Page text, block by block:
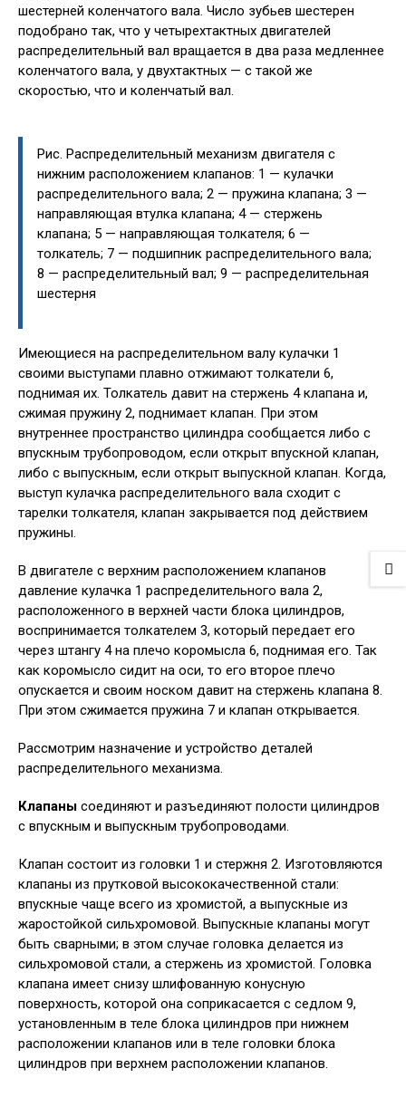
шестерней коленчатого вала. Число зубьев шестерен
подобрано так, что у четырехтактных двигателей
распределительный вал вращается в два раза медленнее
коленчатого вала, у двухтактных — с такой же
скоростью, что и коленчатый вал.
Рис. Распределительный механизм двигателя с
нижним расположением клапанов: 1 — кулачки
распределительного вала; 2 — пружина клапана; 3 —
направляющая втулка клапана; 4 — стержень
клапана; 5 — направляющая толкателя; 6 —
толкатель; 7 — подшипник распределительного вала;
8 — распределительный вал; 9 — распределительная
шестерня
Имеющиеся на распределительном валу кулачки 1
своими выступами плавно отжимают толкатели 6,
поднимая их. Толкатель давит на стержень 4 клапана и,
сжимая пружину 2, поднимает клапан. При этом
внутреннее пространство цилиндра сообщается либо с
впускным трубопроводом, если открыт впускной клапан,
либо с выпускным, если открыт выпускной клапан. Когда,
выступ кулачка распределительного вала сходит с
тарелки толкателя, клапан закрывается под действием
пружины.
В двигателе с верхним расположением клапанов
давление кулачка 1 распределительного вала 2,
расположенного в верхней части блока цилиндров,
воспринимается толкателем 3, который передает его
через штангу 4 на плечо коромысла 6, поднимая его. Так
как коромысло сидит на оси, то его второе плечо
опускается и своим носком давит на стержень клапана 8.
При этом сжимается пружина 7 и клапан открывается.
Рассмотрим назначение и устройство деталей
распределительного механизма.
Клапаны соединяют и разъединяют полости цилиндров
с впускным и выпускным трубопроводами.
Клапан состоит из головки 1 и стержня 2. Изготовляются
клапаны из прутковой высококачественной стали:
впускные чаще всего из хромистой, а выпускные из
жаростойкой сильхромовой. Выпускные клапаны могут
быть сварными; в этом случае головка делается из
сильхромовой стали, а стержень из хромистой. Головка
клапана имеет снизу шлифованную конусную
поверхность, которой она соприкасается с седлом 9,
установленным в теле блока цилиндров при нижнем
расположении клапанов или в теле головки блока
цилиндров при верхнем расположении клапанов.